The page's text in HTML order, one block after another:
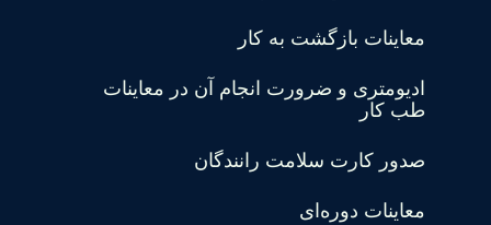
معاینات بازگشت به کار
ادیومتری و ضرورت انجام آن در معاینات
طب کار
صدور کارت سلامت رانندگان
معاینات دوره‌ای